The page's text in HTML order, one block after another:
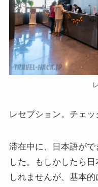
レセプション。チェッ
滞在中に、日本語が
した。もしかしたら
しれませんが、基本